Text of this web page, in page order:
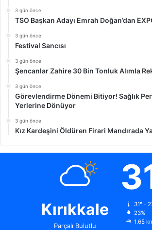
3 gün önce
TSO Başkan Adayı Emrah Doğan’dan
3 gün önce
Festival Sancısı
3 gün önce
Şencanlar Zahire 30 Bin Tonluk Alımla
3 gün önce
Görevlendirme Dönemi Bitiyor! Sağlık
Yerlerine Dönüyor
3 gün önce
Kız Kardeşini Öldüren Firari Mandırada
Kırıkkale
Parçalı Bulutlu
31º -
23%
1.65